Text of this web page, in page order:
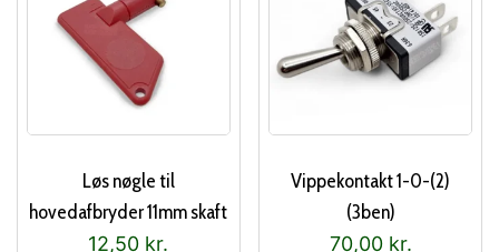
Løs nøgle til
hovedafbryder 11mm skaft
12,50 kr.
Vippekontakt 1-0-(2)
(3ben)
70,00 kr.